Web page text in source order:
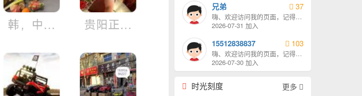
兄弟 37
嗨、欢迎访问我的页面，记得给
我发消息哦。
2026-07-31 加入
15512838837 103
嗨、欢迎访问我的页面，记得给
我发消息哦。
2026-07-30 加入
时光刻度 更多